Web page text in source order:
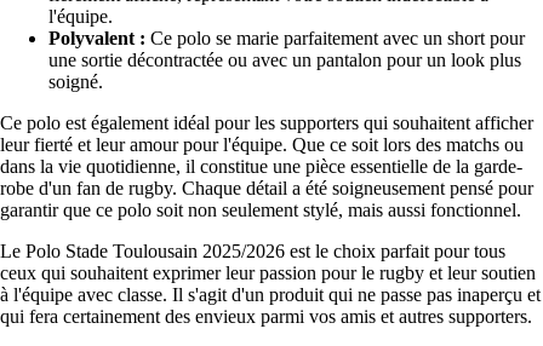
l'équipe.
Polyvalent : Ce polo se marie parfaitement avec un short pour
une sortie décontractée ou avec un pantalon pour un look plus
soigné.
Ce polo est également idéal pour les supporters qui souhaitent afficher
leur fierté et leur amour pour l'équipe. Que ce soit lors des matchs ou
dans la vie quotidienne, il constitue une pièce essentielle de la garde-
robe d'un fan de rugby. Chaque détail a été soigneusement pensé pour
garantir que ce polo soit non seulement stylé, mais aussi fonctionnel.
Le Polo Stade Toulousain 2025/2026 est le choix parfait pour tous
ceux qui souhaitent exprimer leur passion pour le rugby et leur soutien
à l'équipe avec classe. Il s'agit d'un produit qui ne passe pas inaperçu et
qui fera certainement des envieux parmi vos amis et autres supporters.